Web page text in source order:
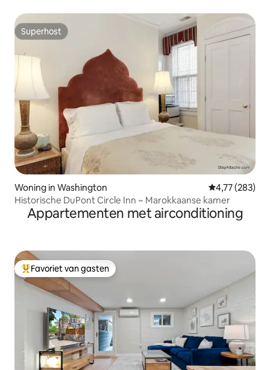
Superhost
Superhost
Woning in Washington Gemiddelde
4,77 (283)
Historische DuPont Circle Inn ~ Marokkaanse kamer
Appartementen met airconditioning
Topfavoriet van gasten
Favoriet van gasten